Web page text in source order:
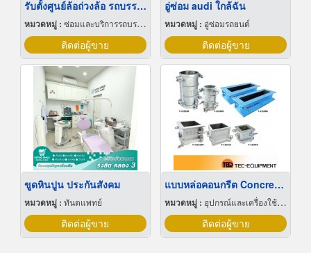
รับตั้งศูนย์ล้อถ่วงล้อ รถบรรทุก นครราชสีมา
หมวดหมู่ : ซ่อมและบริการรถบรรทุก
ติดต่อผู้ขาย
อู่ซ่อม audi ใกล้ฉัน
หมวดหมู่ : อู่ซ่อมรถยนต์
ติดต่อผู้ขาย
ขูดหินปูน ประกันสังคม
หมวดหมู่ : ทันตแพทย์
ติดต่อผู้ขาย
แบบหล่อคอนกรีต Concrete Mold
หมวดหมู่ : อุปกรณ์และเครื่องใช้สำหรับผู้รับเหมาก่อสร้าง
ติดต่อผู้ขาย